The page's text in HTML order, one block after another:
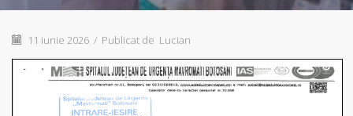
11 iunie 2026 / Publicat de Lucian